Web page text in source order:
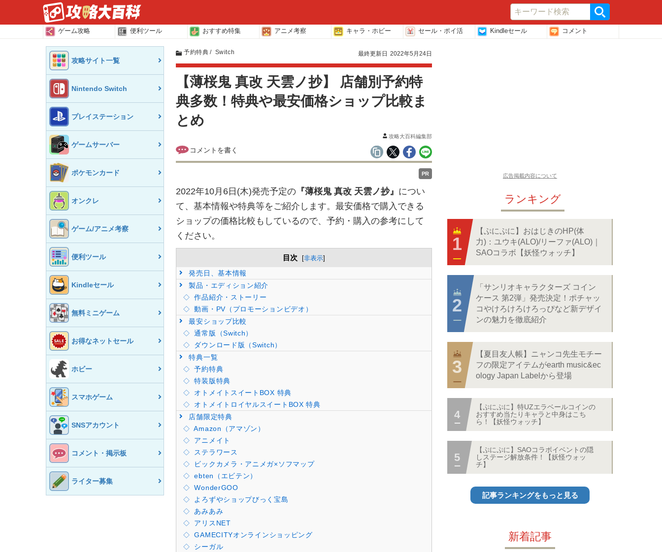
ゲーム攻略 便利ツール おすすめ特集 アニメ考察 キャラ・ホビー セール・ポイ活 Kindleセール コメント
攻略サイト一覧
Nintendo Switch
プレイステーション
ゲームサーバー
ポケモンカード
オンクレ
ゲーム/アニメ考察
便利ツール
Kindleセール
無料ミニゲーム
お得なネットセール
ホビー
スマホゲーム
SNSアカウント
コメント・掲示板
ライター募集
予約特典 Switch 最終更新日 2022年5月24日
【薄桜鬼 真改 天雲ノ抄】 店舗別予約特
典多数！特典や最安価格ショップ比較ま
とめ
攻略大百科編集部
PR
2022年10月6日(木)発売予定の 『薄桜鬼 真改 天雲ノ抄』 につい
て、基本情報や特典等をご紹介します。最安価格で購入できる
ショップの価格比較もしているので、予約・購入の参考にして
ください。
目次 [非表示]
発売日、基本情報
製品・エディション紹介
作品紹介・ストーリー
動画・PV（プロモーションビデオ）
最安ショップ比較
通常版（Switch）
ダウンロード版（Switch）
特典一覧
予約特典
特装版特典
オトメイトスイートBOX 特典
オトメイトロイヤルスイートBOX 特典
店舗限定特典
Amazon（アマゾン）
アニメイト
ステラワース
ビックカメラ・アニメガ×ソフマップ
ebten（エビテン）
WonderGOO
よろずやショップびっく宝島
あみあみ
アリスNET
GAMECITYオンラインショッピング
シーガル
広告掲載内容について
ランキング
【ぷにぷに】おはじきのHP(体
力)：ユウキ(ALO)/リーファ(ALO)｜
SAOコラボ【妖怪ウォッチ】
「サンリオキャラクターズ コイン
ケース 第2弾」発売決定！ポチャッ
コやけろけろけろっぴなど新デザイ
ンの魅力を徹底紹介
【夏目友人帳】ニャンコ先生モチー
フの限定アイテムがearth music&ec
ology Japan Labelから登場
【ぷにぷに】特UZエラベールコインの
おすすめ当たりキャラと中身はこち
ら！【妖怪ウォッチ】
【ぷにぷに】SAOコラボイベントの隠
しステージ解放条件！【妖怪ウォッ
チ】
記事ランキングをもっと見る
新着記事